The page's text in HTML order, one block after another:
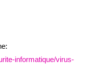
informatique/virus-